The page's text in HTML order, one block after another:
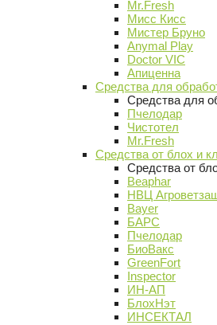
Mr.Fresh
Мисс Кисс
Мистер Бруно
Anymal Play
Doctor VIC
Апиценна
Средства для
Средства для
Пчелодар
Чистотел
Mr.Fresh
Средства от блох и
Средства от
Beaphar
НВЦ
Bayer
БАРС
Пчелодар
БиоВакс
GreenFort
Inspector
ИН-АП
БлохНэт
ИНСЕКТАЛ